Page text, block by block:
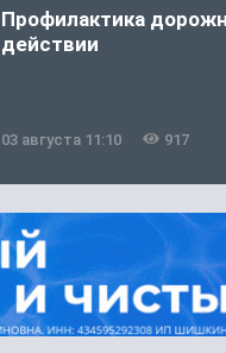
Профилактика
действии
03 августа 11:10 917